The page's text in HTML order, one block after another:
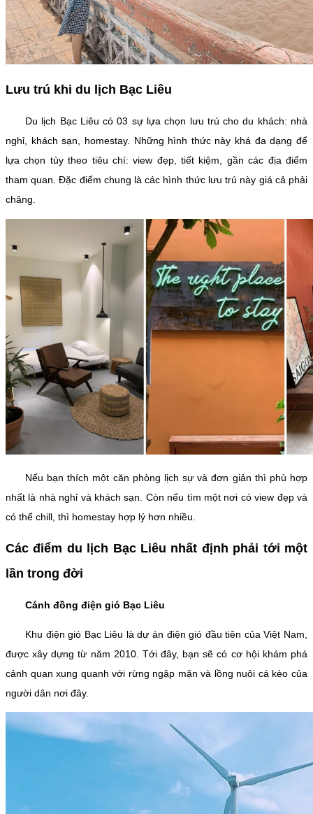
Lưu trú khi du lịch Bạc Liêu
Du lịch Bạc Liêu có 03 sự lựa chọn lưu trú cho du khách: nhà
nghỉ, khách sạn, homestay. Những hình thức này khá đa dạng để
lựa chọn tùy theo tiêu chí: view đẹp, tiết kiệm, gần các địa điểm
tham quan. Đặc điểm chung là các hình thức lưu trú này giá cả phải
chăng.
Nếu bạn thích một căn phòng lịch sự và đơn giản thì phù hợp
nhất là nhà nghỉ và khách sạn. Còn nếu tìm một nơi có view đẹp và
có thể chill, thì homestay hợp lý hơn nhiều.
Các điểm du lịch Bạc Liêu nhất định phải tới một
lần trong đời
Cánh đồng điện gió Bạc Liêu
Khu điện gió Bạc Liêu là dự án điện gió đầu tiên của Việt Nam,
được xây dựng từ năm 2010. Tới đây, bạn sẽ có cơ hội khám phá
cảnh quan xung quanh với rừng ngập mặn và lồng nuôi cá kèo của
người dân nơi đây.